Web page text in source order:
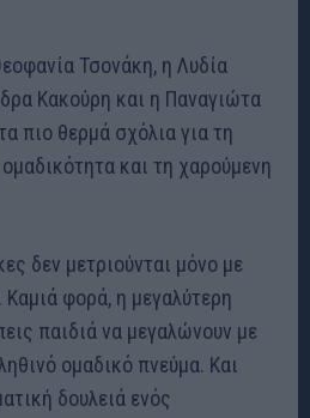
Τσονάκη, η Λυδία
Κακούρη και η Παναγιώτα
πιο θερμά σχόλια για τη
και τη χαρούμενη
δεν μετριούνται μόνο με
Καμιά φορά, η μεγαλύτερη
παιδιά να μεγαλώνουν με
ομαδικό πνεύμα. Και
δουλειά ενός